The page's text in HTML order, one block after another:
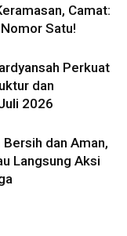
Camat:
Satu!
Perkuat
dan
2026
dan Aman,
Langsung Aksi